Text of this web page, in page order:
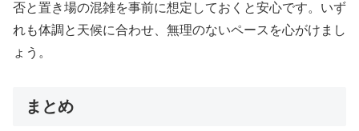
否と置き場の混雑を事前に想定しておくと安心です。いず
れも体調と天候に合わせ、無理のないペースを心がけまし
ょう。
まとめ